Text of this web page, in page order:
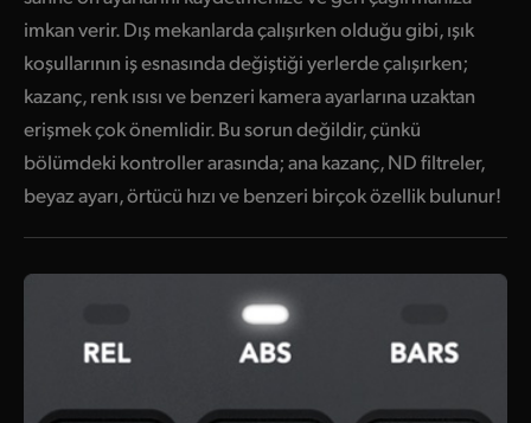
imkan verir. Dış mekanlarda çalışırken olduğu gibi, ışık
koşullarının iş esnasında değiştiği yerlerde çalışırken;
kazanç, renk ısısı ve benzeri kamera ayarlarına uzaktan
erişmek çok önemlidir. Bu sorun değildir, çünkü
bölümdeki kontroller arasında; ana kazanç, ND filtreler,
beyaz ayarı, örtücü hızı ve benzeri birçok özellik bulunur!